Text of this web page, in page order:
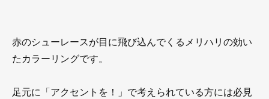
赤のシューレースが目に飛び込んでくるメリハリの効い
たカラーリングです。
足元に「アクセントを！」で考えられている方には必見